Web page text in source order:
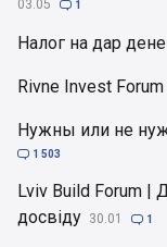
03.05  1
Налог на дар
Rivne Invest
Нужны или не
 1 503
Lviv Build Forum |
досвіду 30.01  1